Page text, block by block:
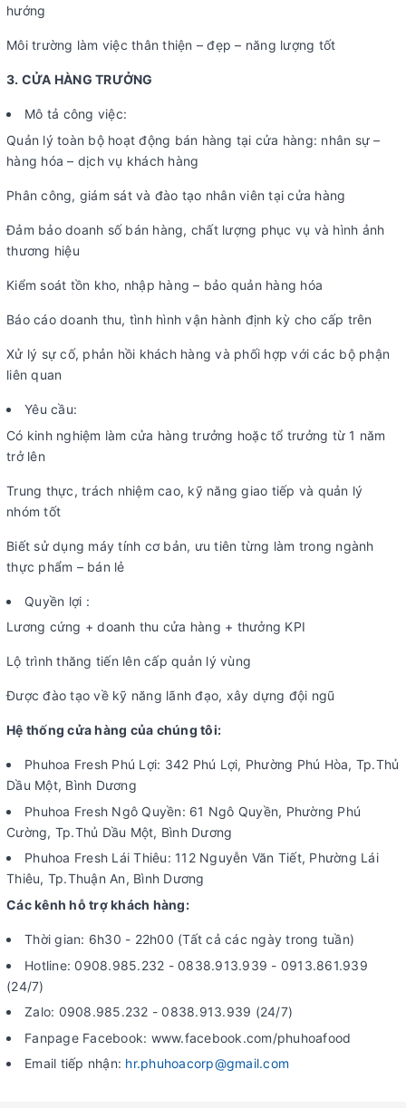
hướng
Môi trường làm việc thân thiện – đẹp – năng lượng tốt
3. CỬA HÀNG TRƯỞNG
Mô tả công việc:
Quản lý toàn bộ hoạt động bán hàng tại cửa hàng: nhân sự –
hàng hóa – dịch vụ khách hàng
Phân công, giám sát và đào tạo nhân viên tại cửa hàng
Đảm bảo doanh số bán hàng, chất lượng phục vụ và hình ảnh
thương hiệu
Kiểm soát tồn kho, nhập hàng – bảo quản hàng hóa
Báo cáo doanh thu, tình hình vận hành định kỳ cho cấp trên
Xử lý sự cố, phản hồi khách hàng và phối hợp với các bộ phận
liên quan
Yêu cầu:
Có kinh nghiệm làm cửa hàng trưởng hoặc tổ trưởng từ 1 năm
trở lên
Trung thực, trách nhiệm cao, kỹ năng giao tiếp và quản lý
nhóm tốt
Biết sử dụng máy tính cơ bản, ưu tiên từng làm trong ngành
thực phẩm – bán lẻ
Quyền lợi :
Lương cứng + doanh thu cửa hàng + thưởng KPI
Lộ trình thăng tiến lên cấp quản lý vùng
Được đào tạo về kỹ năng lãnh đạo, xây dựng đội ngũ
Hệ thống cửa hàng của chúng tôi:
Phuhoa Fresh Phú Lợi: 342 Phú Lợi, Phường Phú Hòa, Tp.Thủ
Dầu Một, Bình Dương
Phuhoa Fresh Ngô Quyền: 61 Ngô Quyền, Phường Phú
Cường, Tp.Thủ Dầu Một, Bình Dương
Phuhoa Fresh Lái Thiêu: 112 Nguyễn Văn Tiết, Phường Lái
Thiêu, Tp.Thuận An, Bình Dương
Các kênh hỗ trợ khách hàng:
Thời gian: 6h30 - 22h00 (Tất cả các ngày trong tuần)
Hotline: 0908.985.232 - 0838.913.939 - 0913.861.939
(24/7)
Zalo: 0908.985.232 - 0838.913.939 (24/7)
Fanpage Facebook: www.facebook.com/phuhoafood
Email tiếp nhận: hr.phuhoacorp@gmail.com